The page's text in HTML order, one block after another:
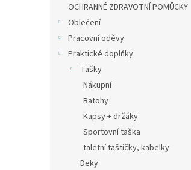
OCHRANNÉ ZDRAVOTNÍ POMŮCKY
Oblečení
Pracovní oděvy
Praktické doplňky
Tašky
Nákupní
Batohy
Kapsy + držáky
Sportovní taška
taletní taštičky, kabelky
Deky